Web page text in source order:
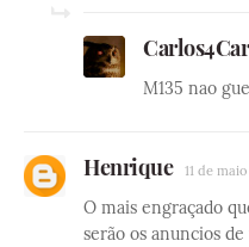
M135 nao
Henrique 11 de
O mais engraçado
serão os anuncios de